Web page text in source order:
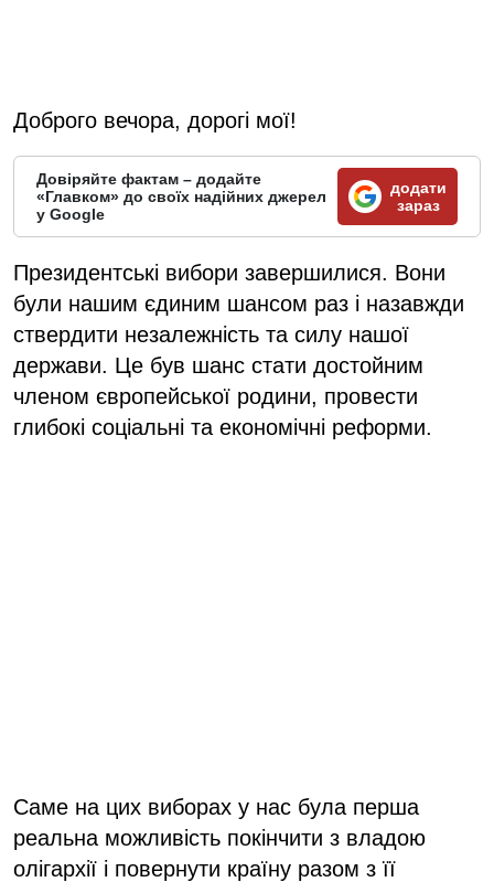
Доброго вечора, дорогі мої!
Довіряйте фактам – додайте
«Главком» до своїх надійних джерел
у Google
додати
зараз
Президентські вибори завершилися. Вони
були нашим єдиним шансом раз і назавжди
ствердити незалежність та силу нашої
держави. Це був шанс стати достойним
членом європейської родини, провести
глибокі соціальні та економічні реформи.
Саме на цих виборах у нас була перша
реальна можливість покінчити з владою
олігархії і повернути країну разом з її